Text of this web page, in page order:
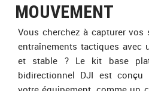
MOUVEMENT
Vous cherchez à capturer vos
entraînements tactiques avec
et stable ? Le kit base
bidirectionnel DJI est